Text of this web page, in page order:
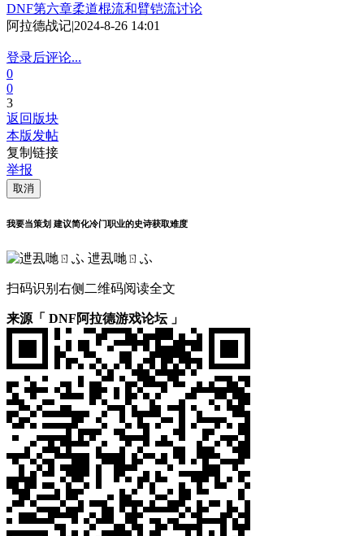
DNF第六章柔道棍流和臂铠流讨论
阿拉德战记|2024-8-26 14:01
登录后评论...
0
0
3
返回版块
本版发帖
复制链接
举报
取消
我要当策划 建议简化冷门职业的史诗获取难度
迣厾哋ㄖふ
扫码识别右侧二维码阅读全文
来源「 DNF阿拉德游戏论坛 」